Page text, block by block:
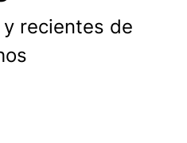
recientes de